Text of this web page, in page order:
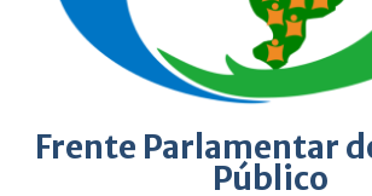
Frente Parlamentar
Público